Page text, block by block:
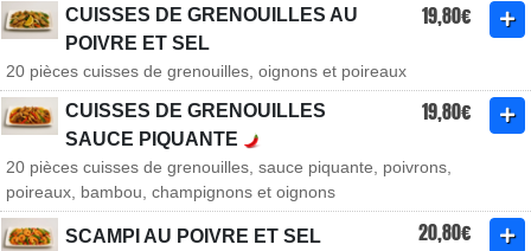
CUISSES DE GRENOUILLES AU
POIVRE ET SEL
19,80€
20 pièces cuisses de grenouilles, oignons et poireaux
CUISSES DE GRENOUILLES
SAUCE PIQUANTE
19,80€
20 pièces cuisses de grenouilles, sauce piquante, poivrons,
poireaux, bambou, champignons et oignons
SCAMPI AU POIVRE ET SEL 20,80€